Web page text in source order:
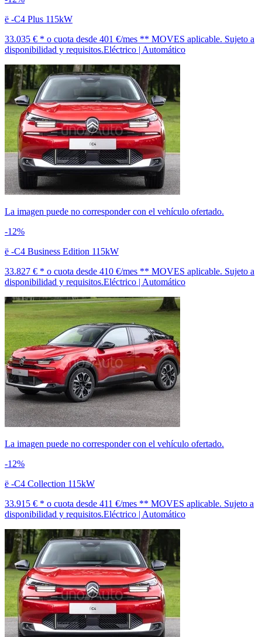
ë -C4 Plus 115kW
33.035 € * o cuota desde 401 €/mes ** MOVES aplicable. Sujeto a
disponibilidad y requisitos.Eléctrico | Automático
La imagen puede no corresponder con el vehículo ofertado.
-12%
ë -C4 Business Edition 115kW
33.827 € * o cuota desde 410 €/mes ** MOVES aplicable. Sujeto a
disponibilidad y requisitos.Eléctrico | Automático
La imagen puede no corresponder con el vehículo ofertado.
-12%
ë -C4 Collection 115kW
33.915 € * o cuota desde 411 €/mes ** MOVES aplicable. Sujeto a
disponibilidad y requisitos.Eléctrico | Automático